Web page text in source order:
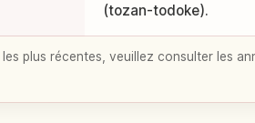
(tozan-todoke).
plus récentes, veuillez consulter les